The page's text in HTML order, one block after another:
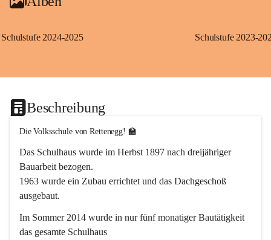
Schulstufe 2024-2025 Schulstufe 2023-
Beschreibung
Die Volksschule von Rettenegg! 🏫
Das Schulhaus wurde im Herbst 1897 nach dreijähriger
Bauarbeit bezogen.
1963 wurde ein Zubau errichtet und das Dachgeschoß
ausgebaut.
Im Sommer 2014 wurde in nur fünf monatiger Bautätigkeit
das gesamte Schulhaus